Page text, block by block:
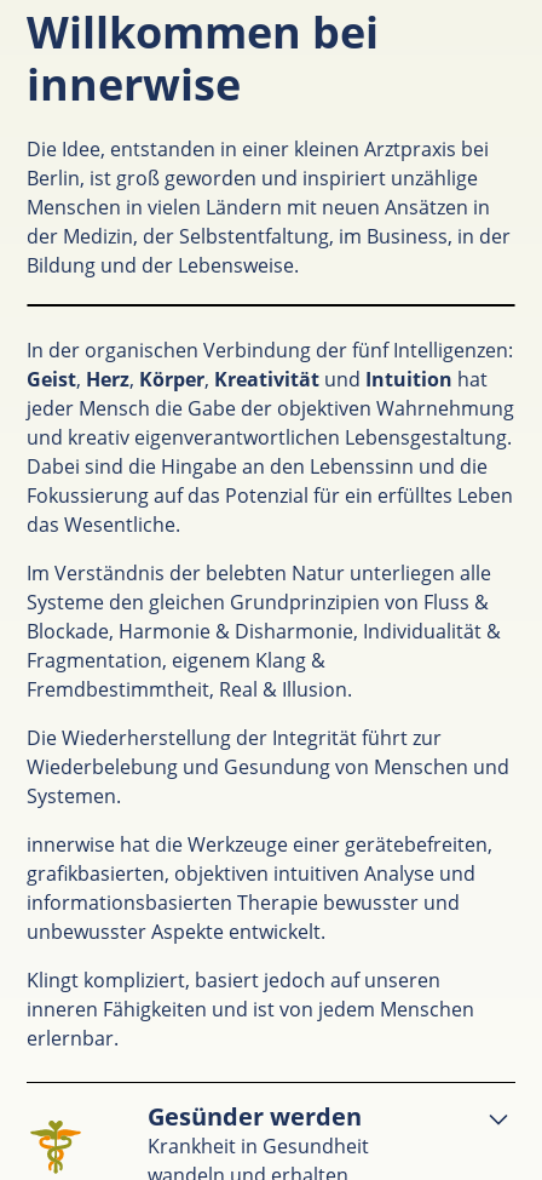
Willkommen bei
innerwise
Die Idee, entstanden in einer kleinen Arztpraxis bei
Berlin, ist groß geworden und inspiriert unzählige
Menschen in vielen Ländern mit neuen Ansätzen in
der Medizin, der Selbstentfaltung, im Business, in der
Bildung und der Lebensweise.
In der organischen Verbindung der fünf Intelligenzen:
Geist, Herz, Körper, Kreativität und Intuition hat
jeder Mensch die Gabe der objektiven Wahrnehmung
und kreativ eigenverantwortlichen Lebensgestaltung.
Dabei sind die Hingabe an den Lebenssinn und die
Fokussierung auf das Potenzial für ein erfülltes Leben
das Wesentliche.
Im Verständnis der belebten Natur unterliegen alle
Systeme den gleichen Grundprinzipien von Fluss &
Blockade, Harmonie & Disharmonie, Individualität &
Fragmentation, eigenem Klang &
Fremdbestimmtheit, Real & Illusion.
Die Wiederherstellung der Integrität führt zur
Wiederbelebung und Gesundung von Menschen und
Systemen.
innerwise hat die Werkzeuge einer gerätebefreiten,
grafikbasierten, objektiven intuitiven Analyse und
informationsbasierten Therapie bewusster und
unbewusster Aspekte entwickelt.
Klingt kompliziert, basiert jedoch auf unseren
inneren Fähigkeiten und ist von jedem Menschen
erlernbar.
Gesünder werden
Krankheit in Gesundheit